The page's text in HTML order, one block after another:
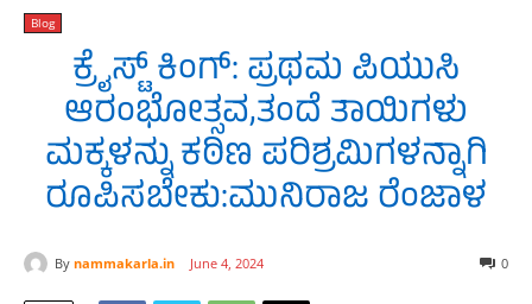
Blog
ಕ್ರೈಸ್ಟ್ ಕಿಂಗ್: ಪ್ರಥಮ ಪಿಯುಸಿ
ಆರಂಭೋತ್ಸವ,ತಂದೆ ತಾಯಿಗಳು
ಮಕ್ಕಳನ್ನು ಕಠಿಣ ಪರಿಶ್ರಮಿಗಳನ್ನಾಗಿ
ರೂಪಿಸಬೇಕು:ಮುನಿರಾಜ ರೆಂಜಾಳ
By nammakarla.in June 4, 2024 0